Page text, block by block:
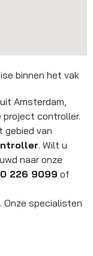
binnen het vak
Amsterdam,
project controller.
gebied van
. Wilt u
naar onze
226 9099 of
. Onze specialisten